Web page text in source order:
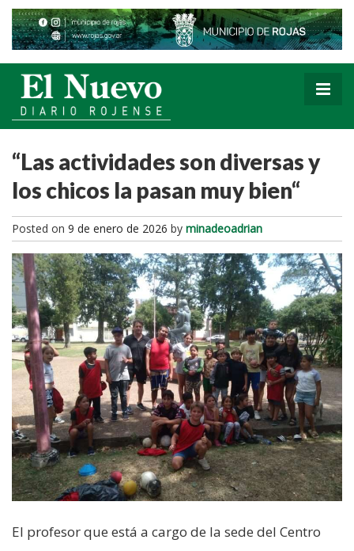
“Las actividades son diversas y
los chicos la pasan muy bien“
Posted on 9 de enero de 2026 by minadeoadrian
El profesor que está a cargo de la sede del Centro